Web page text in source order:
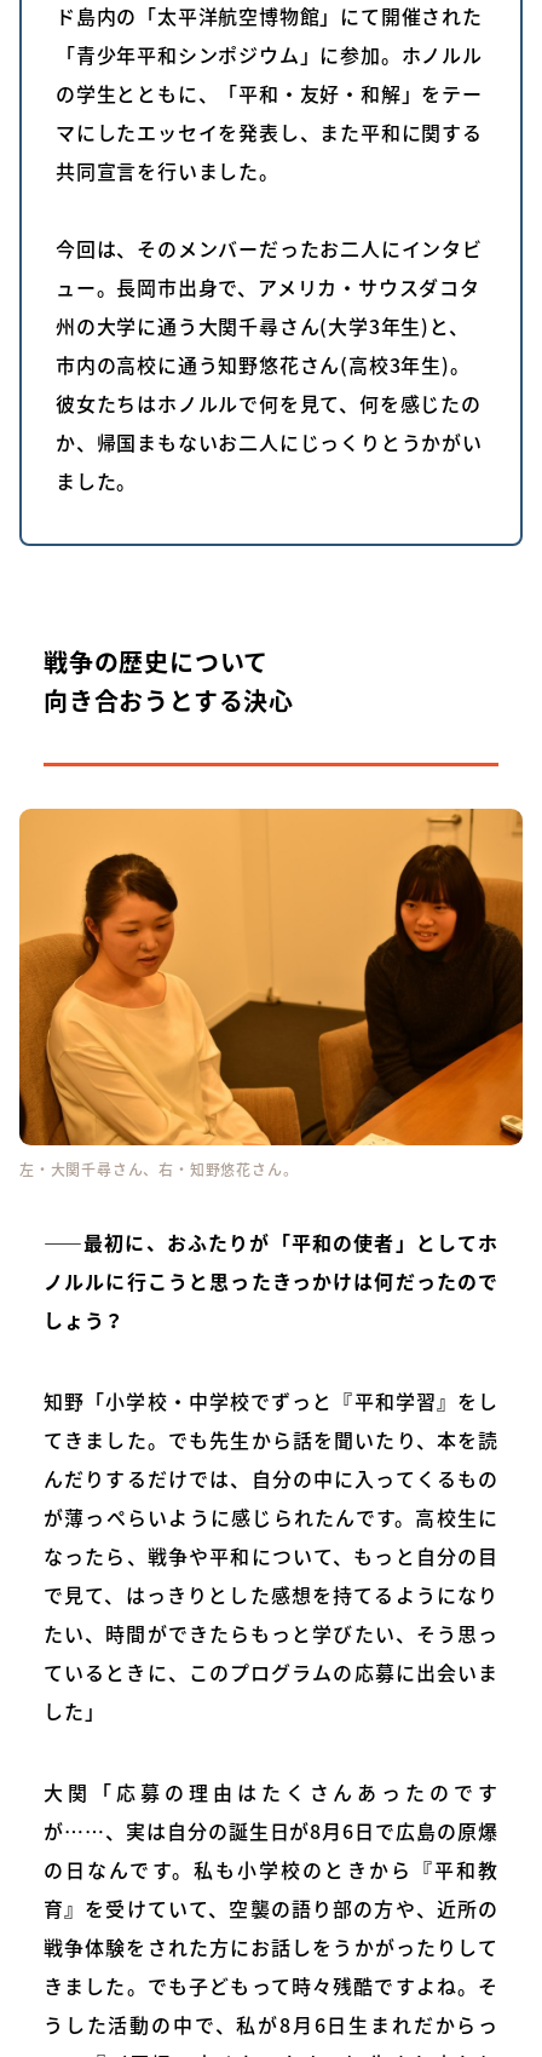
ド島内の「太平洋航空博物館」にて開催された
「青少年平和シンポジウム」に参加。ホノルル
の学生とともに、「平和・友好・和解」をテー
マにしたエッセイを発表し、また平和に関する
共同宣言を行いました。
今回は、そのメンバーだったお二人にインタビ
ュー。長岡市出身で、アメリカ・サウスダコタ
州の大学に通う大関千尋さん(大学3年生)と、
市内の高校に通う知野悠花さん(高校3年生)。
彼女たちはホノルルで何を見て、何を感じたの
か、帰国まもないお二人にじっくりとうかがい
ました。
戦争の歴史について
向き合おうとする決心
左・大関千尋さん、右・知野悠花さん。
――最初に、おふたりが「平和の使者」としてホ
ノルルに行こうと思ったきっかけは何だったので
しょう？
知野「小学校・中学校でずっと『平和学習』をし
てきました。でも先生から話を聞いたり、本を読
んだりするだけでは、自分の中に入ってくるもの
が薄っぺらいように感じられたんです。高校生に
なったら、戦争や平和について、もっと自分の目
で見て、はっきりとした感想を持てるようになり
たい、時間ができたらもっと学びたい、そう思っ
ているときに、このプログラムの応募に出会いま
した」
大関「応募の理由はたくさんあったのです
が……、実は自分の誕生日が8月6日で広島の原爆
の日なんです。私も小学校のときから『平和教
育』を受けていて、空襲の語り部の方や、近所の
戦争体験をされた方にお話しをうかがったりして
きました。でも子どもって時々残酷ですよね。そ
うした活動の中で、私が8月6日生まれだからっ